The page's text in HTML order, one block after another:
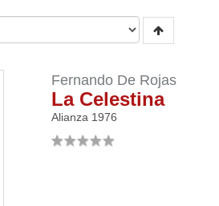
Fernando De Rojas
La Celestina
Alianza 1976